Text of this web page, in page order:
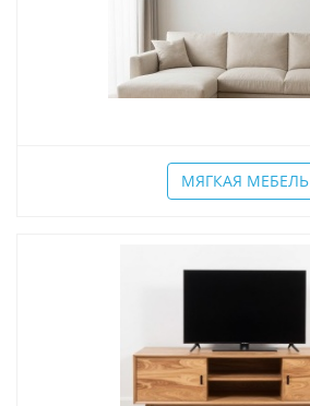
МЯГКАЯ МЕБЕЛЬ